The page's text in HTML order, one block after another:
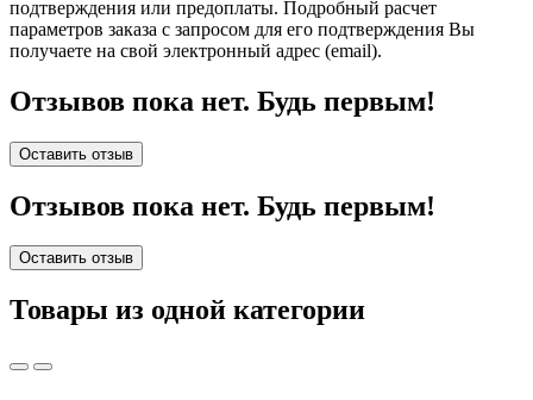
подтверждения или предоплаты. Подробный расчет
параметров заказа с запросом для его подтверждения Вы
получаете на свой электронный адрес (email).
Отзывов пока нет. Будь первым!
Оставить отзыв
Отзывов пока нет. Будь первым!
Оставить отзыв
Товары из одной категории